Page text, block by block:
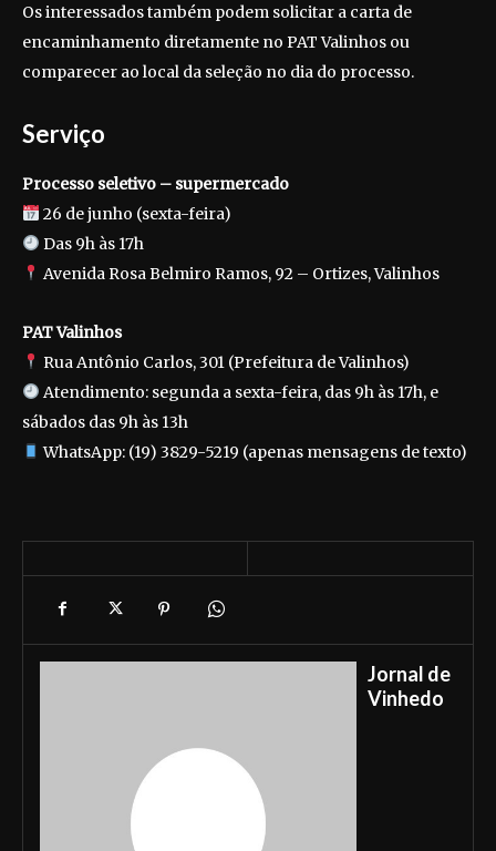
Os interessados também podem solicitar a carta de
encaminhamento diretamente no PAT Valinhos ou
comparecer ao local da seleção no dia do processo.
Serviço
Processo seletivo – supermercado
26 de junho (sexta-feira)
Das 9h às 17h
Avenida Rosa Belmiro Ramos, 92 – Ortizes, Valinhos
PAT Valinhos
Rua Antônio Carlos, 301 (Prefeitura de Valinhos)
Atendimento: segunda a sexta-feira, das 9h às 17h, e
sábados das 9h às 13h
WhatsApp: (19) 3829-5219 (apenas mensagens de texto)
Jornal de
Vinhedo